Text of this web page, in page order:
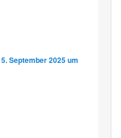
5. September 2025 um